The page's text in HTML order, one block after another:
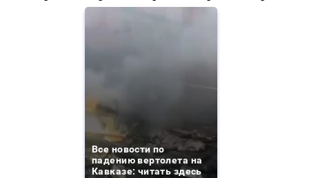
Все новости по
падению вертолета на
Кавказе: читать здесь